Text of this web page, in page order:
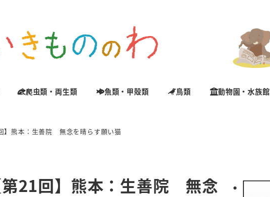
爬虫類・両生類 魚類・甲殻類 鳥類 動物園・水族館
】熊本：生善院 無念を晴らす願い猫
21回】熊本：生善院 無念